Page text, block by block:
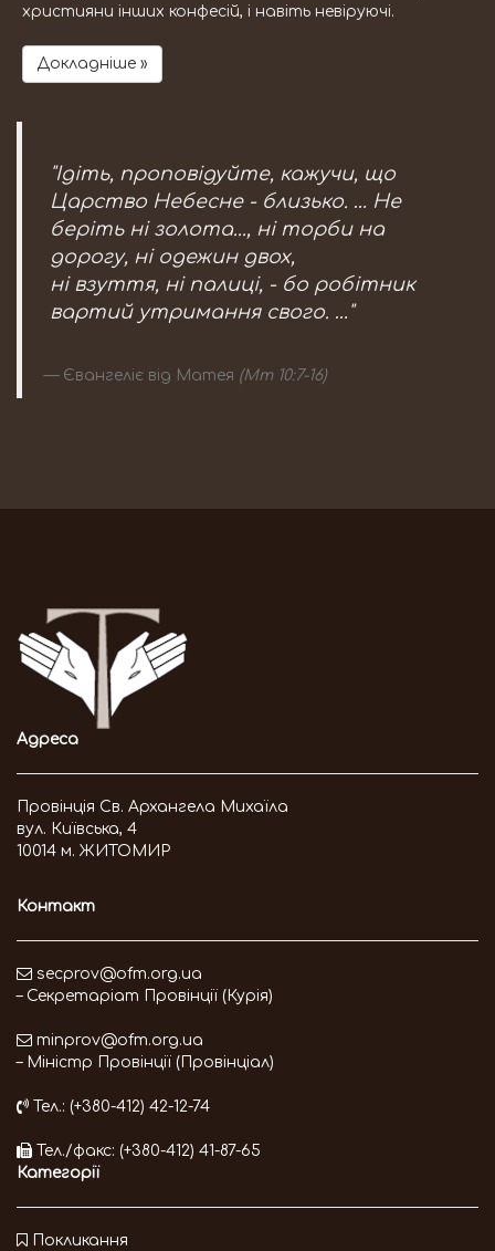
християни інших конфесій, і навіть невіруючі.
Докладніше »
"Ідіть, проповідуйте, кажучи, що
Царство Небесне - близько. … Не
беріть ні золота..., ні торби на
дорогу, ні одежин двох,
ні взуття, ні палиці, - бо робітник
вартий утримання свого. …"
Євангеліє від Матея (Мт 10:7-16)
Адреса
Провінція Св. Архангела Михаїла
вул. Київська, 4
10014 м. ЖИТОМИР
Контакт
secprov@ofm.org.ua
– Секретаріат Провінції (Курія)
minprov@ofm.org.ua
– Міністр Провінції (Провінціал)
Тел.: (+380-412) 42-12-74
Тел./факс: (+380-412) 41-87-65
Категорії
Покликання